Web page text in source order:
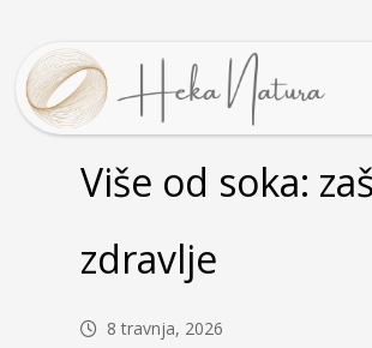
Više od soka:
zdravlje
8 travnja, 2026